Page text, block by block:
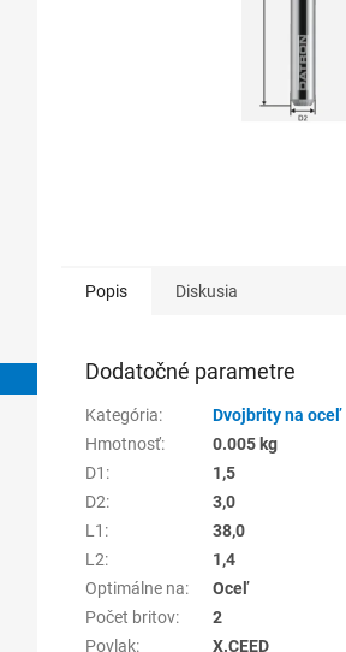
Popis Diskusia
Dodatočné parametre
Kategória:
Dvojbrity na oceľ
Hmotnosť:
0.005 kg
D1 :
1,5
D2:
3,0
L1 :
38,0
L2:
1,4
Optimálne na:
Oceľ
Počet britov:
2
Povlak:
X.CEED